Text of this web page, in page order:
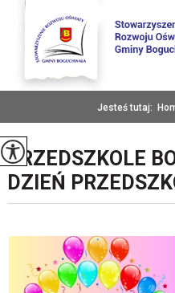
Jesteś tutaj:
PRZEDSZKOLE
DZIEŃ